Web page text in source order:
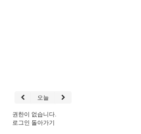
오늘
권한이 없습니다.
로그인 돌아가기